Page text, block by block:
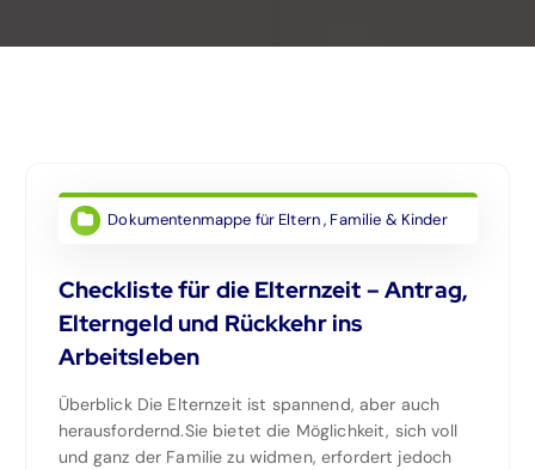
Dokumentenmappe für Eltern, Familie & Kinder
Checkliste für die Elternzeit – Antrag,
Elterngeld und Rückkehr ins
Arbeitsleben
Überblick Die Elternzeit ist spannend, aber auch
herausfordernd.Sie bietet die Möglichkeit, sich voll
und ganz der Familie zu widmen, erfordert jedoch